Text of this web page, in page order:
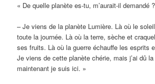
« De quelle planète es-tu, m’aurait-il demandé ?
– Je viens de la planète Lumière. Là où le
toute la journée. Là où la terre, sèche et
ses fruits. Là où la guerre échauffe les esprits
Je viens de cette planète chérie, mais j’ai dû
maintenant je suis ici. »